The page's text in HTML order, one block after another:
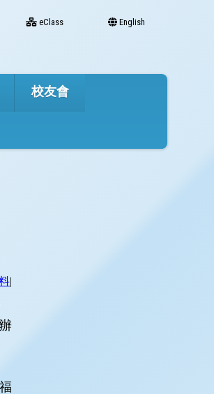
eClass English
校友會